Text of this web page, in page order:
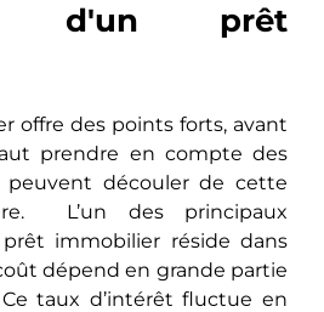
d'un prêt
offre des points forts, avant
prendre en compte des
pеuvеnt découler de cette
L’un des principaux
immobilier réside dans
dépend en grande partie
taux d’intérêt fluctue en